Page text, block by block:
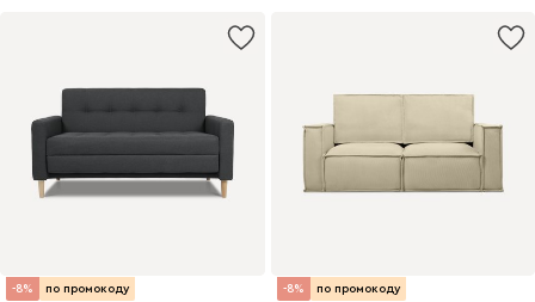
-8% по промокоду -8% по промокоду